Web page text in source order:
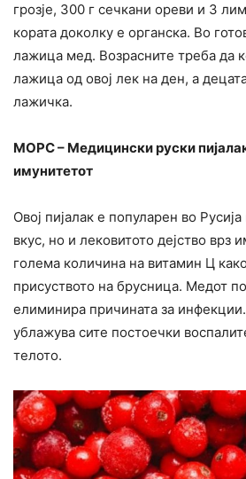
грозје, 300 г сечкани ореви и 3
кората доколку е органска. Во
лажица мед. Возрасните треба да
лажица од овој лек на ден, а
лажичка.
МОРС – Медицински руски
имунитетот
Овој пијалак е популарен во
вкус, но и лековитото дејство врз
голема количина на витамин Ц
присуството на брусница. Медот
елиминира причината за
ублажува сите постоечки
телото.